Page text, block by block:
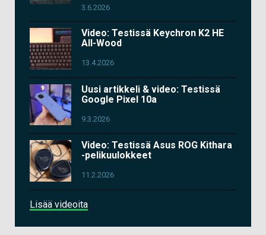
3.6.2026
Video: Testissä Keychron K2 HE
All-Wood
13.4.2026
Uusi artikkeli & video: Testissä
Google Pixel 10a
9.3.2026
Video: Testissä Asus ROG Kithara
-pelikuulokkeet
11.2.2026
Lisää videoita